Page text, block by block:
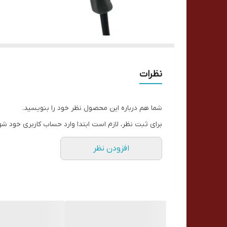
نظرات
شما هم درباره این محصول نظر خود را بنویسید.
برای ثبت نظر، لازم است ابتدا وارد حساب کاربری خود
افزودن نظر